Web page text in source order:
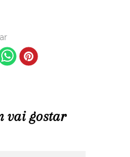
vai gostar